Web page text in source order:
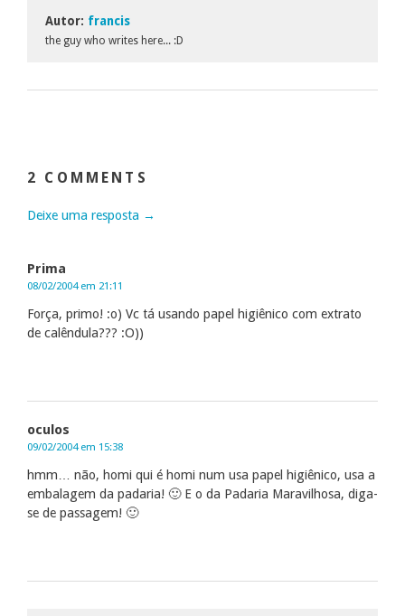
Autor: francis
the guy who writes here... :D
2 COMMENTS
Deixe uma resposta →
Prima
08/02/2004 em 21:11
Força, primo! :o) Vc tá usando papel higiênico com extrato
de calêndula??? :O))
oculos
09/02/2004 em 15:38
hmm… não, homi qui é homi num usa papel higiênico, usa a
embalagem da padaria! 🙂 E o da Padaria Maravilhosa, diga-
se de passagem! 🙂